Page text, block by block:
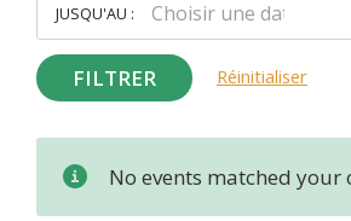
JUSQU'AU :
FILTRER Réinitialiser
No events matched your